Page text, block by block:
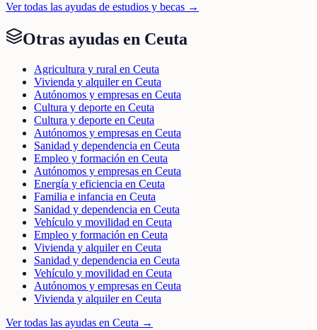
Ver todas las ayudas de estudios y becas →
Otras ayudas en Ceuta
Agricultura y rural en Ceuta
Vivienda y alquiler en Ceuta
Autónomos y empresas en Ceuta
Cultura y deporte en Ceuta
Cultura y deporte en Ceuta
Autónomos y empresas en Ceuta
Sanidad y dependencia en Ceuta
Empleo y formación en Ceuta
Autónomos y empresas en Ceuta
Energía y eficiencia en Ceuta
Familia e infancia en Ceuta
Sanidad y dependencia en Ceuta
Vehículo y movilidad en Ceuta
Empleo y formación en Ceuta
Vivienda y alquiler en Ceuta
Sanidad y dependencia en Ceuta
Vehículo y movilidad en Ceuta
Autónomos y empresas en Ceuta
Vivienda y alquiler en Ceuta
Ver todas las ayudas en Ceuta →